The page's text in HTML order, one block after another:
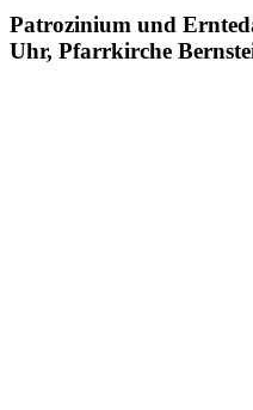
Patrozinium und
Uhr, Pfarrkirche